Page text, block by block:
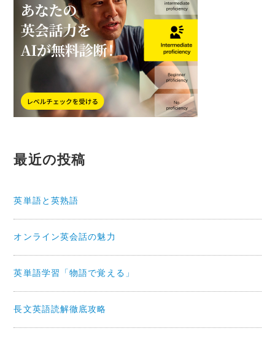
最近の投稿
英単語と英熟語
オンライン英会話の魅力
英単語学習「物語で覚える」
長文英語読解徹底攻略